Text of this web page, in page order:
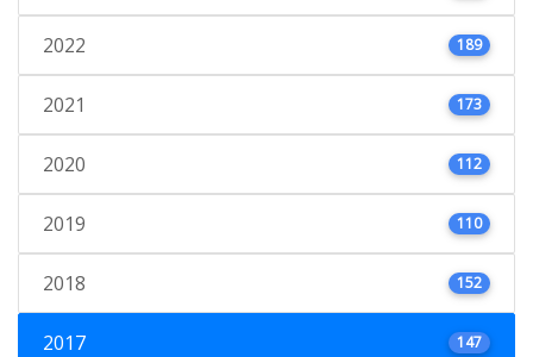
2022 189
2021 173
2020 112
2019 110
2018 152
2017 147